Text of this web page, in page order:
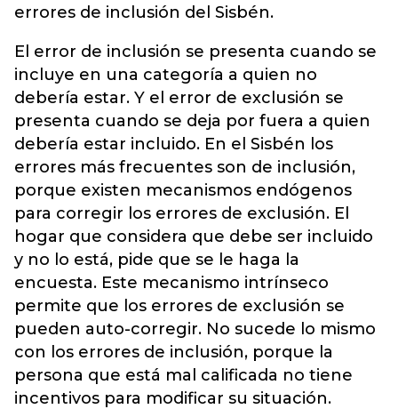
errores de inclusión del Sisbén.
El error de inclusión se presenta cuando se
incluye en una categoría a quien no
debería estar. Y el error de exclusión se
presenta cuando se deja por fuera a quien
debería estar incluido. En el Sisbén los
errores más frecuentes son de inclusión,
porque existen mecanismos endógenos
para corregir los errores de exclusión. El
hogar que considera que debe ser incluido
y no lo está, pide que se le haga la
encuesta. Este mecanismo intrínseco
permite que los errores de exclusión se
pueden auto-corregir. No sucede lo mismo
con los errores de inclusión, porque la
persona que está mal calificada no tiene
incentivos para modificar su situación.